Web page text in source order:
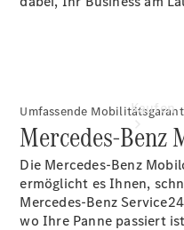
Kaufen
Umfassende
Mercedes-Benz
Die Mercedes-Benz
ermöglicht es Ihnen,
Mercedes-Benz
wo Ihre Panne passiert